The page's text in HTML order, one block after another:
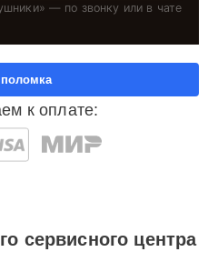
» — по звонку или в чате
к оплате:
сервисного центра